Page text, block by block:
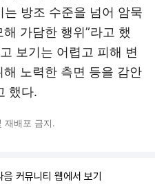
는 방조 수준을 넘어 암묵
가담한 행위”라고 했
보기는 어렵고 피해 변
노력한 측면 등을 감안
했다.
배포 금지.
커뮤니티 웹에서 보기